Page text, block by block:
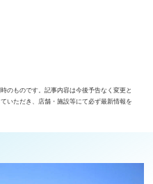
のものです。記事内容は今後予告なく変更と
いただき、店舗・施設等にて必ず最新情報を